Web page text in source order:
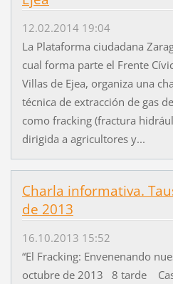
12.02.2014 19:04
La Plataforma ciudadana
cual forma parte el Frente
Villas de Ejea, organiza una
técnica de extracción de gas
como fracking (fractura
dirigida a agricultores y...
Charla informativa.
de 2013
16.10.2013 15:52
“El Fracking: Envenenando
octubre de 2013 8 tarde